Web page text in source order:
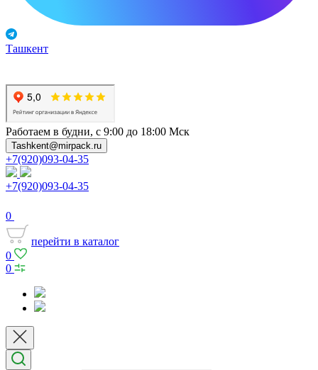
Ташкент
Работаем в будни, с 9:00 до 18:00 Мск
Tashkent@mirpack.ru
+7(920)093-04-35
+7(920)093-04-35
0
перейти в каталог
0
0